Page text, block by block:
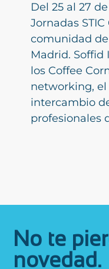
Del 25 al 27
Jornadas
comunidad
Madrid. Soffid
los Coffee
networking, el
intercambio
profesionales
No te
novedad.